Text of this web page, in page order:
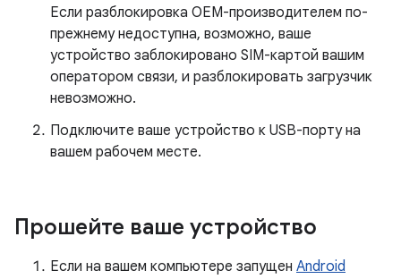
Если разблокировка OEM-производителем по-
прежнему недоступна, возможно, ваше
устройство заблокировано SIM-картой вашим
оператором связи, и разблокировать загрузчик
невозможно.
Подключите ваше устройство к USB-порту на
вашем рабочем месте.
Прошейте ваше устройство
Если на вашем компьютере запущен Android